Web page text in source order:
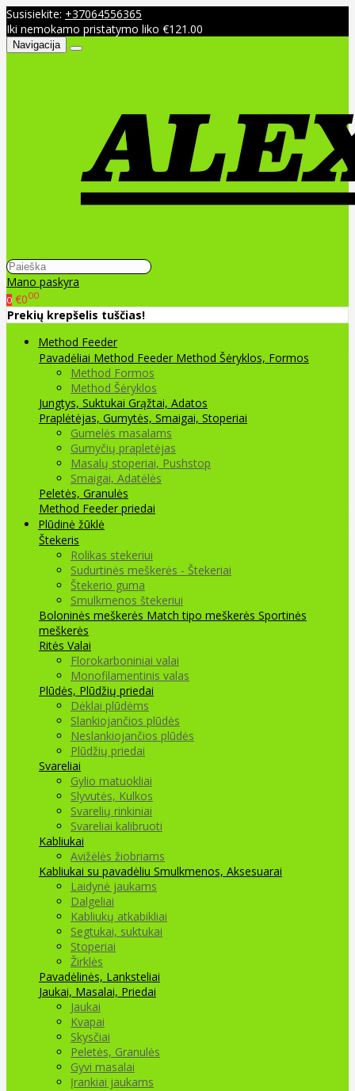
Susisiekite: +37064556365
Iki nemokamo pristatymo liko €121.00
Navigacija
Mano paskyra
0 €000
Prekių krepšelis tuščias!
Method Feeder
Pavadėliai Method Feeder Method Šėryklos, Formos
Method Formos
Method Šėryklos
Jungtys, Suktukai Grąžtai, Adatos
Praplėtėjas, Gumytės, Smaigai, Stoperiai
Gumelės masalams
Gumyčių prapletėjas
Masalų stoperiai, Pushstop
Smaigai, Adatėlės
Peletės, Granulės
Method Feeder priedai
Plūdinė žūklė
Štekeris
Rolikas stekeriui
Sudurtinės meškerės - Štekeriai
Štekerio guma
Smulkmenos štekeriui
Boloninės meškerės Match tipo meškerės Sportinės
meškerės
Ritės Valai
Florokarboniniai valai
Monofilamentinis valas
Plūdės, Plūdžių priedai
Dėklai plūdėms
Slankiojančios plūdės
Neslankiojančios plūdės
Plūdžių priedai
Svareliai
Gylio matuokliai
Slyvutės, Kulkos
Svarelių rinkiniai
Svareliai kalibruoti
Kabliukai
Avižėlės žiobriams
Kabliukai su pavadėliu Smulkmenos, Aksesuarai
Laidynė jaukams
Dalgeliai
Kabliukų atkabikliai
Segtukai, suktukai
Stoperiai
Žirklės
Pavadėlinės, Lanksteliai
Jaukai, Masalai, Priedai
Jaukai
Kvapai
Skysčiai
Peletės, Granulės
Gyvi masalai
Įrankiai jaukams